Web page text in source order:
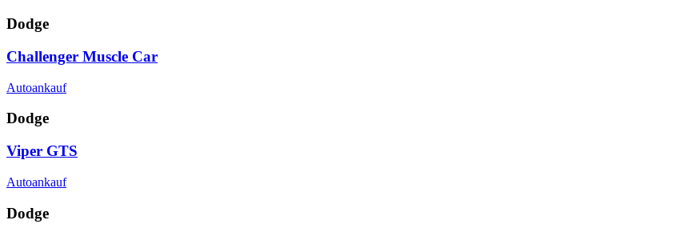
Dodge
Challenger Muscle Car
Autoankauf
Dodge
Viper GTS
Autoankauf
Dodge